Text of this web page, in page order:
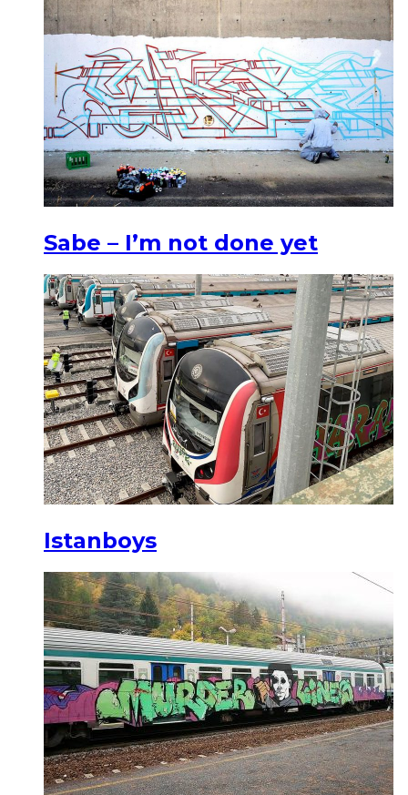
Sabe – I’m not done yet
Istanboys